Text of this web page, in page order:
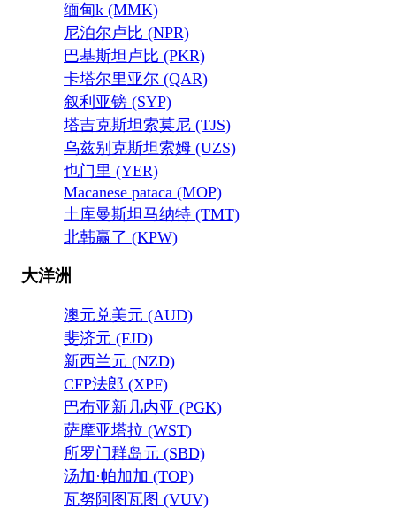
缅甸k (MMK)
尼泊尔卢比 (NPR)
巴基斯坦卢比 (PKR)
卡塔尔里亚尔 (QAR)
叙利亚镑 (SYP)
塔吉克斯坦索莫尼 (TJS)
乌兹别克斯坦索姆 (UZS)
也门里 (YER)
Macanese pataca (MOP)
土库曼斯坦马纳特 (TMT)
北韩赢了 (KPW)
大洋洲
澳元兑美元 (AUD)
斐济元 (FJD)
新西兰元 (NZD)
CFP法郎 (XPF)
巴布亚新几内亚 (PGK)
萨摩亚塔拉 (WST)
所罗门群岛元 (SBD)
汤加·帕加加 (TOP)
瓦努阿图瓦图 (VUV)